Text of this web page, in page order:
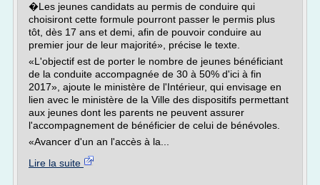
�Les jeunes candidats au permis de conduire qui
choisiront cette formule pourront passer le permis plus
tôt, dès 17 ans et demi, afin de pouvoir conduire au
premier jour de leur majorité», précise le texte.
«L'objectif est de porter le nombre de jeunes bénéficiant
de la conduite accompagnée de 30 à 50% d'ici à fin
2017», ajoute le ministère de l'Intérieur, qui envisage en
lien avec le ministère de la Ville des dispositifs permettant
aux jeunes dont les parents ne peuvent assurer
l'accompagnement de bénéficier de celui de bénévoles.
«Avancer d'un an l'accès à la...
Lire la suite